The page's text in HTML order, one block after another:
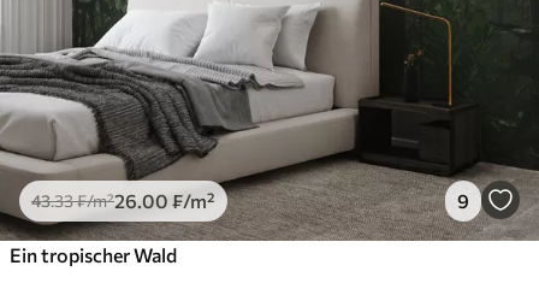
43.33₣/m²26.00 ₣/m² 9
Ein tropischer Wald